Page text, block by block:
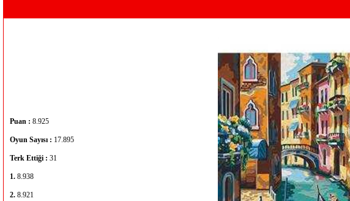
Puan : 8.925
Oyun Sayısı : 17.895
Terk Ettiği : 31
1. 8.938
2. 8.921